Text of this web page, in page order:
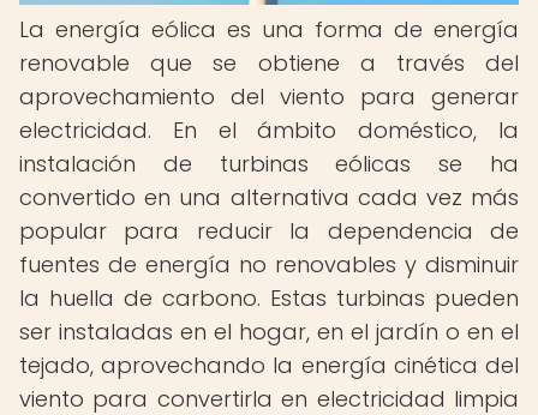
La energía eólica es una forma de energía
renovable que se obtiene a través del
aprovechamiento del viento para generar
electricidad. En el ámbito doméstico, la
instalación de turbinas eólicas se ha
convertido en una alternativa cada vez más
popular para reducir la dependencia de
fuentes de energía no renovables y disminuir
la huella de carbono. Estas turbinas pueden
ser instaladas en el hogar, en el jardín o en el
tejado, aprovechando la energía cinética del
viento para convertirla en electricidad limpia